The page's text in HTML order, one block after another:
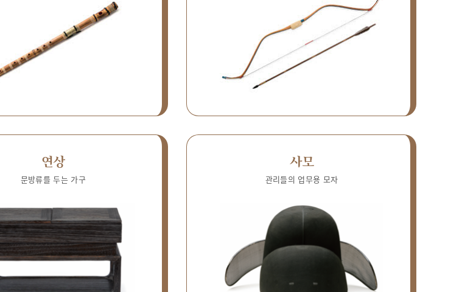
연상
문방류를 두는 가구
사모
관리들의 업무용 모자